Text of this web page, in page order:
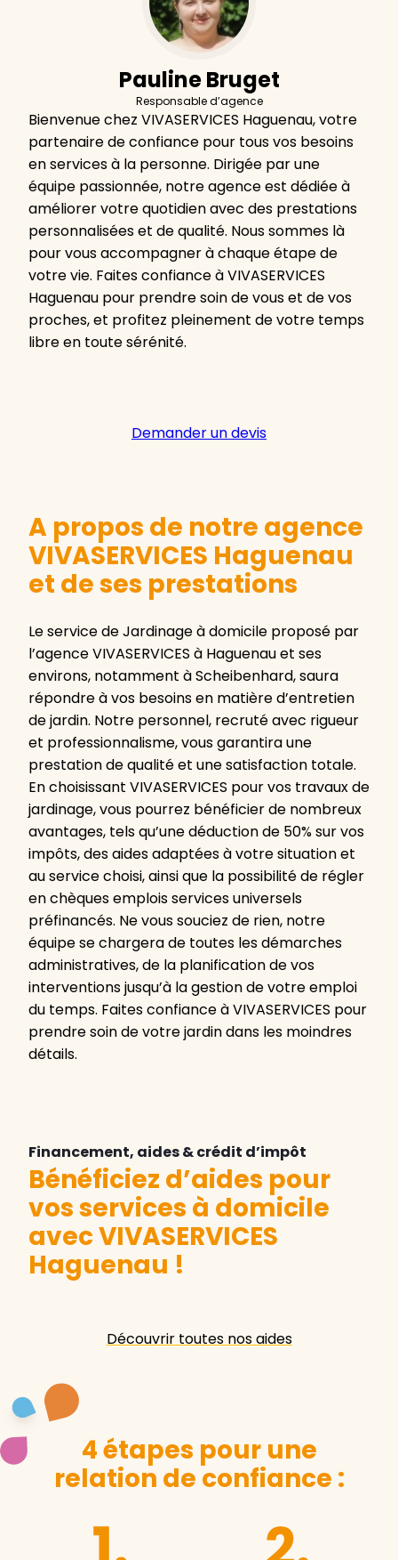
Pauline Bruget
Responsable d’agence
Bienvenue chez VIVASERVICES Haguenau, votre
partenaire de confiance pour tous vos besoins
en services à la personne. Dirigée par une
équipe passionnée, notre agence est dédiée à
améliorer votre quotidien avec des prestations
personnalisées et de qualité. Nous sommes là
pour vous accompagner à chaque étape de
votre vie. Faites confiance à VIVASERVICES
Haguenau pour prendre soin de vous et de vos
proches, et profitez pleinement de votre temps
libre en toute sérénité.
Demander un devis
A propos de notre agence
VIVASERVICES Haguenau
et de ses prestations
Le service de Jardinage à domicile proposé par
l’agence VIVASERVICES à Haguenau et ses
environs, notamment à Scheibenhard, saura
répondre à vos besoins en matière d’entretien
de jardin. Notre personnel, recruté avec rigueur
et professionnalisme, vous garantira une
prestation de qualité et une satisfaction totale.
En choisissant VIVASERVICES pour vos travaux de
jardinage, vous pourrez bénéficier de nombreux
avantages, tels qu’une déduction de 50% sur vos
impôts, des aides adaptées à votre situation et
au service choisi, ainsi que la possibilité de régler
en chèques emplois services universels
préfinancés. Ne vous souciez de rien, notre
équipe se chargera de toutes les démarches
administratives, de la planification de vos
interventions jusqu’à la gestion de votre emploi
du temps. Faites confiance à VIVASERVICES pour
prendre soin de votre jardin dans les moindres
détails.
Financement, aides & crédit d’impôt
Bénéficiez d’aides pour
vos services à domicile
avec VIVASERVICES
Haguenau !
Découvrir toutes nos aides
4 étapes pour une
relation de confiance :